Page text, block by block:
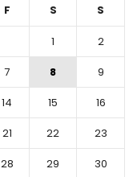
F S S
1
2
7 8
9
14 15
16
21 22
23
28 29
30